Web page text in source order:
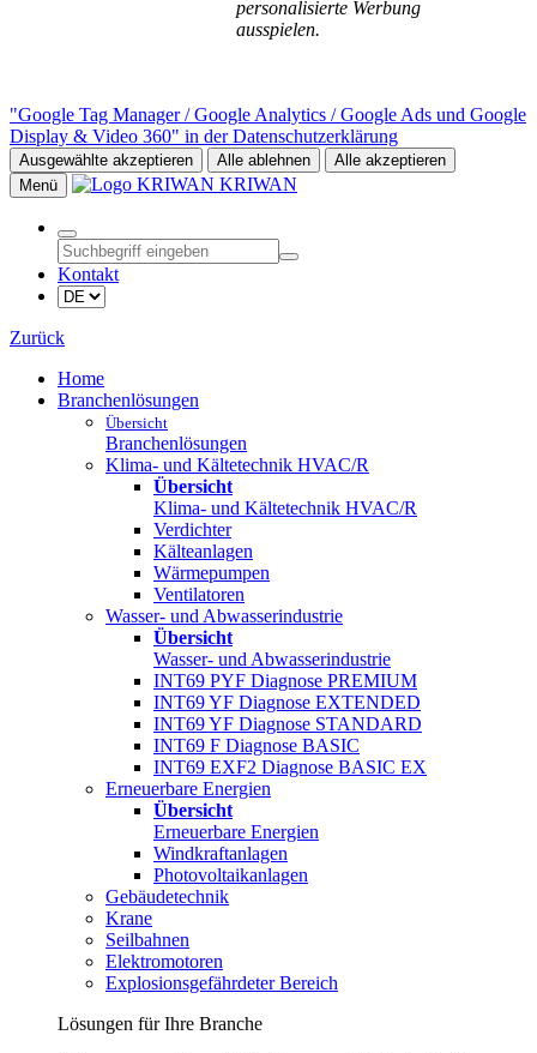
personalisierte Werbung
ausspielen.
"Google Tag Manager / Google Analytics / Google Ads und Google
Display & Video 360" in der Datenschutzerklärung
Ausgewählte akzeptieren Alle ablehnen
Alle akzeptieren
Menü
KRIWAN
Kontakt
Zurück
Home
Branchenlösungen
Übersicht
Branchenlösungen
Klima- und Kältetechnik HVAC/R
Übersicht
Klima- und Kältetechnik HVAC/R
Verdichter
Kälteanlagen
Wärmepumpen
Ventilatoren
Wasser- und Abwasserindustrie
Übersicht
Wasser- und Abwasserindustrie
INT69 PYF Diagnose PREMIUM
INT69 YF Diagnose EXTENDED
INT69 YF Diagnose STANDARD
INT69 F Diagnose BASIC
INT69 EXF2 Diagnose BASIC EX
Erneuerbare Energien
Übersicht
Erneuerbare Energien
Windkraftanlagen
Photovoltaikanlagen
Gebäudetechnik
Krane
Seilbahnen
Elektromotoren
Explosionsgefährdeter Bereich
Lösungen für Ihre Branche